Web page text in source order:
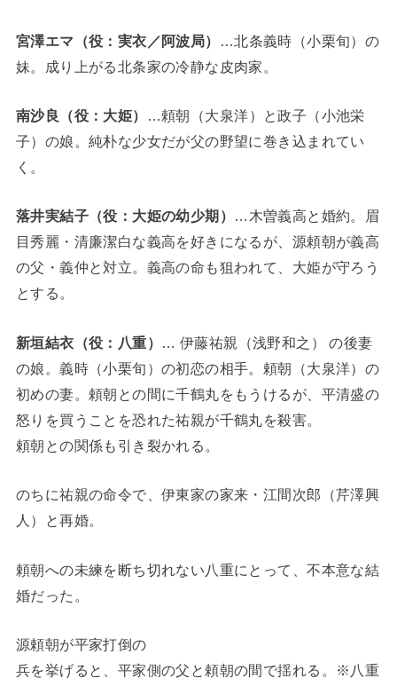
宮澤エマ（役：実衣／阿波局）
…北条義時（小栗旬）の
妹。成り上がる北条家の冷静な皮肉家。
南沙良（役：大姫）
…頼朝（大泉洋）と政子（小池栄
子）の娘。純朴な少女だが父の野望に巻き込まれてい
く。
落井実結子（役：大姫の幼少期）
…木曽義高と婚約。眉
目秀麗・清廉潔白な義高を好きになるが、源頼朝が義高
の父・義仲と対立。義高の命も狙われて、大姫が守ろう
とする。
新垣結衣（役：八重）
… 伊藤祐親（浅野和之） の後妻
の娘。義時（小栗旬）の初恋の相手。頼朝（大泉洋）の
初めの妻。頼朝との間に千鶴丸をもうけるが、平清盛の
怒りを買うことを恐れた祐親が千鶴丸を殺害。
頼朝との関係も引き裂かれる。
のちに祐親の命令で、伊東家の家来・江間次郎（芹澤興
人）と再婚。
頼朝への未練を断ち切れない八重にとって、不本意な結
婚だった。
源頼朝が平家打倒の
兵を挙げると、平家側の父と頼朝の間で揺れる。※八重